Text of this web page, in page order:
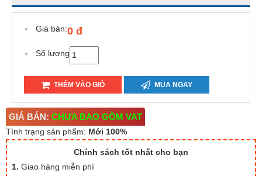
Giá bán:0 đ
Số lượng
THÊM VÀO GIỎ MUA NGAY
GIÁ BÁN: CHƯA BAO GỒM VAT
Tình trạng sản phẩm: Mới 100%
Chính sách tốt nhất cho bạn
1. Giao hàng miễn phí